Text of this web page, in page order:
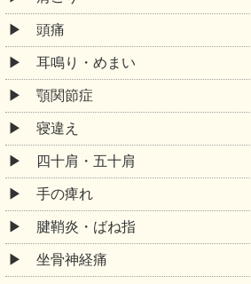
頭痛
耳鳴り・めまい
顎関節症
寝違え
四十肩・五十肩
手の痺れ
腱鞘炎・ばね指
坐骨神経痛